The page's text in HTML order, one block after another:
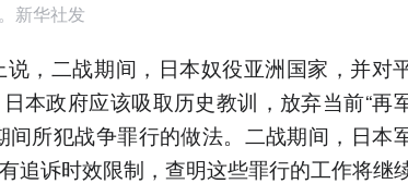
新华社发
，二战期间，日本奴役亚洲国家，并对
本政府应该吸取历史教训，放弃当前“再
间所犯战争罪行的做法。二战期间，日本
追诉时效限制，查明这些罪行的工作将继